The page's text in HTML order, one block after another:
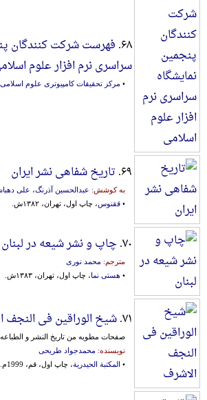
۶۸. فهرست شرکت کنندگان
سراسری نرم افزار علوم
• مرکز تحقیقات کامپیوتری علوم اسلامی
۶۹. تاریخ شفاهی نشر ایران
به کوشش: عبدالحسین آذرنگ، علی
• ققنوس، چاپ اول، تهران، ۱۳۸۲ش.
۷۰. چاپ و نشر شیعه در لبنان
مترجم: محمد نوری
• هستی نما، چاپ اول، تهران، ۱۳۸۳ش.
۷۱. شیخ الوراقین فی النجف
صفحات‌ مطویه‌ من‌ تاریخ‌ النشر و الطباعه‌
نویسنده: محمدجواد طریحی
• المکتبة الحیدریة، چاپ اول، قم، 1999م.